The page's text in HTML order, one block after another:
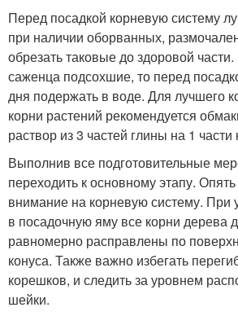
Перед посадкой корневую систему
при наличии оборванных,
обрезать таковые до здоровой
саженца подсохшие, то перед
дня подержать в воде. Для лучшего
корни растений рекомендуется
раствор из 3 частей глины на 1 части
Выполнив все подготовительные
переходить к основному этапу.
внимание на корневую систему. При
в посадочную яму все корни дерева
равномерно расправлены по
конуса. Также важно избегать
корешков, и следить за уровнем
шейки.